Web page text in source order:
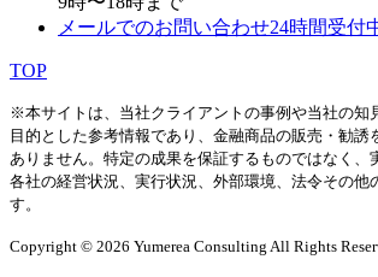
メールでのお問い合わせ24時間受付
TOP
※本サイトは、当社クライアントの事例や当社の知
目的とした参考情報であり、金融商品の販売・勧誘
ありません。特定の成果を保証するものではなく、
各社の経営状況、実行状況、外部環境、法令その他
す。
Copyright © 2026 Yumerea Consulting All Rights